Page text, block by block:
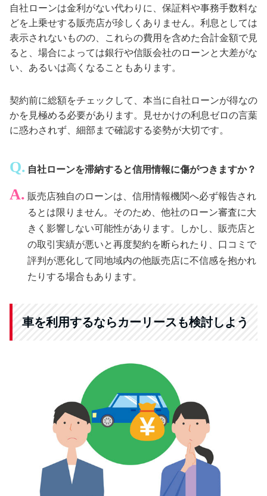
自社ローンは金利がない代わりに、保証料や事務手数料な
どを上乗せする販売店が珍しくありません。利息としては
表示されないものの、これらの費用を含めた合計金額で見
ると、場合によっては銀行や信販会社のローンと大差がな
い、あるいは高くなることもあります。
契約前に総額をチェックして、本当に自社ローンが得なの
かを見極める必要があります。見せかけの利息ゼロの言葉
に惑わされず、細部まで確認する姿勢が大切です。
自社ローンを滞納すると信用情報に傷がつきますか？
販売店独自のローンは、信用情報機関へ必ず報告され
るとは限りません。そのため、他社のローン審査に大
きく影響しない可能性があります。しかし、販売店と
の取引実績が悪いと再度契約を断られたり、口コミで
評判が悪化して同地域内の他販売店に不信感を抱かれ
たりする場合もあります。
車を利用するならカーリースも検討しよう